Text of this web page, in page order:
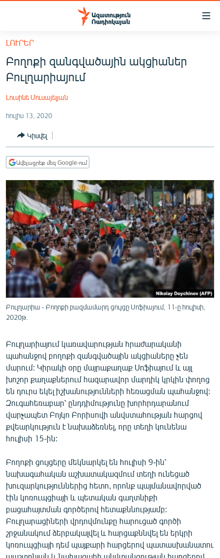
Մատչելիության
հիմնական
բովանդակությանը
Անցնել
հիմնական
մենյուին
ՀԱՅԱՍՏԱՆ
ՔԱՂԱՔԱԿԱՆ
ԸՆՏՐՈՒԹՅՈՒՆՆԵՐ 2026
ԻՐԱՎՈՒՆՔ
ՀԱՍԱՐԱԿՈՒԹՅՈՒՆ
ՏՆՏԵՍՈՒԹՅՈՒՆ
ՊԱՏԵՐԱԶՄԻ 6 ՇԱԲԱԹՆԵՐԸ
ՏԱՐԱԾԱՇՐՋԱՆ
ՄԻՋԱԶԳԱՅԻՆ
ՄՇԱԿՈՒՅԹ
ՍՊՈՐՏ
ՄԵԿՆԱԲԱՆՈՒԹՅՈՒՆ
ՏՏ ԵՒ ԻՆՏԵՐՆԵՏ
ԿՈՐՈՆԱՎԻՐՈՒՍ
ՏԵՍԱՆՅՈՒԹԵՐ
ԲԱՆԱՎԵՃ
ՁԳՏԵԼՈՎ ԼԱՎԱԳՈՒՅՆԻՆ
ՓՈԴՔԱՍԹ
Հայերեն
Русский
ՀԵՏԵՎԵՔ ՄԵԶ
ԼՈՒՐԵՐ
Բողոքի զանգվածային ակցիաներ
Բուլղարիայում
Լուսինե Մուսայելյան
հուլիս 13, 2020
Կիսվել
Ավելացրեք մեզ Google-ում
Բուլղարիա - Բողոքի բազմամարդ ցույցը Սոֆիայում, 11-ը հուլիսի,
2020թ.
Բուլղարիայում կառավարության հրաժարականի
պահանջով բողոքի զանգվածային ակցիաները չեն
մարում: Կիրակի օրը մայրաքաղաք Սոֆիայում և այլ
խոշոր քաղաքներում հազարավոր մարդիկ կրկին փողոց
են դուրս եկել իշխանությունների հեռացման պահանջով:
Զուգահեռաբար՝ ընդդիմությունը խորհրդարանում
վարչապետ Բոյկո Բորիսովի անվստահության հարցով
քվեարկություն է նախաձեռնել, որը տեղի կունենա
հուլիսի 15-ին:
Բողոքի ցույցերը մեկնարկել են հուլիսի 9-ին՝
նախագահական աշխատակազմում տեղի ունեցած
խուզարկություններից հետո, որոնք պայմանավորված
էին կոռուպցիայի և պետական գաղտնիքի
բացահայտման գործերով հետաքննությամբ:
Բուլղարացիների վրդովմունքը հարուցած գործի
շրջանակում ձերբակալվել և հարցաքննվել են երկրի
կոռուպցիայի դեմ պայքարի հարցերով պատասխանատու
պաշտոնյան և նախագահի անվտանգության հարցերով